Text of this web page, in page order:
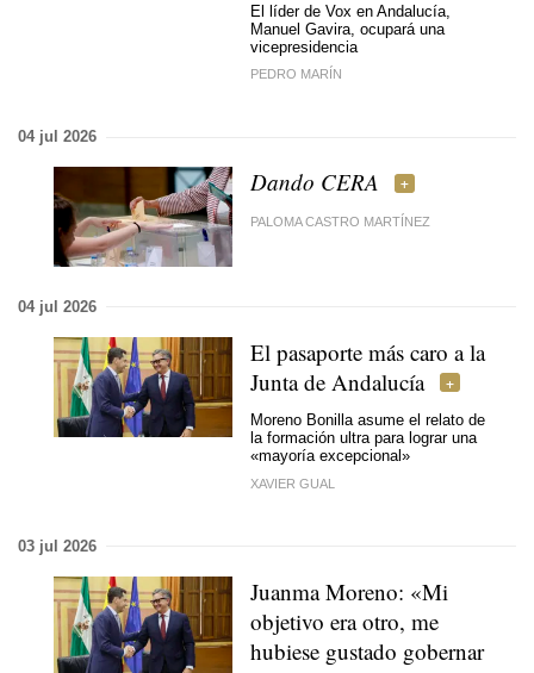
El líder de Vox en Andalucía,
Manuel Gavira, ocupará una
vicepresidencia
PEDRO MARÍN
04 jul 2026
Dando CERA
PALOMA CASTRO MARTÍNEZ
04 jul 2026
El pasaporte más caro a la
Junta de Andalucía
Moreno Bonilla asume el relato de
la formación ultra para lograr una
«mayoría excepcional»
XAVIER GUAL
03 jul 2026
Juanma Moreno: «Mi
objetivo era otro, me
hubiese gustado gobernar